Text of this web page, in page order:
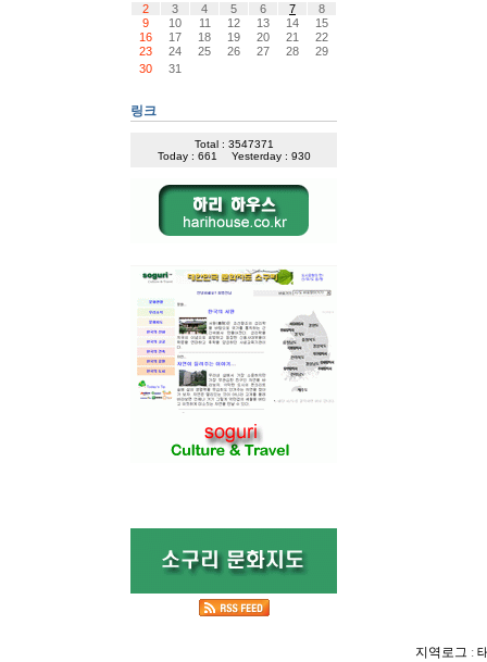
2
3 4 5 6 7
8
9
10 11 12 13 14
15
16
17 18 19 20 21
22
23
24 25 26 27 28
29
30
31
링크
Total : 3547371
Today : 661
Yesterday : 930
지역로그 :